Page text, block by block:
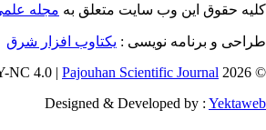
متعلق به مجله علمی پژوهان می باشد.
:یکتاوب افزار شرق
Pajouhan
Designed &